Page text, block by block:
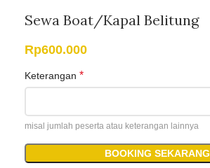
Sewa Boat/Kapal Belitung
Rp600.000
Keterangan *
misal jumlah peserta atau keterangan lainnya
BOOKING SEKARANG